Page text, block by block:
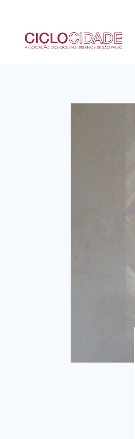
Conteúdo